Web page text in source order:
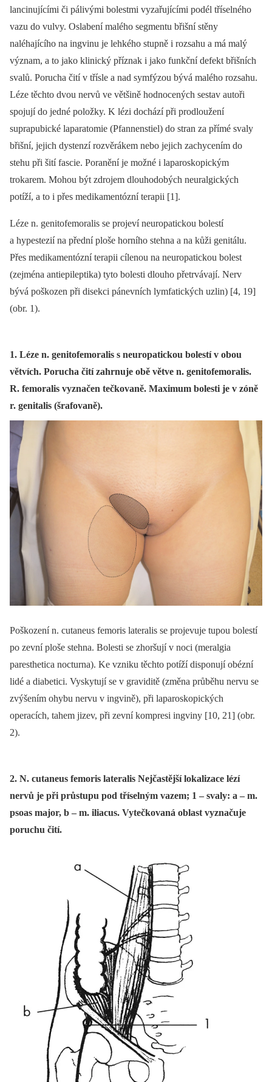
lancinujícími či pálivými bolestmi vyzařujícími podél tříselného
vazu do vulvy. Oslabení malého segmentu břišní stěny
naléhajícího na ingvinu je lehkého stupně i rozsahu a má malý
význam, a to jako klinický příznak i jako funkční defekt břišních
svalů. Porucha čití v třísle a nad symfýzou bývá malého rozsahu.
Léze těchto dvou nervů ve většině hodnocených sestav autoři
spojují do jedné položky. K lézi dochází při prodloužení
suprapubické laparatomie (Pfannenstiel) do stran za přímé svaly
břišní, jejich dystenzí rozvěrákem nebo jejich zachycením do
stehu při šití fascie. Poranění je možné i laparoskopickým
trokarem. Mohou být zdrojem dlouhodobých neuralgických
potíží, a to i přes medikamentózní terapii [1].
Léze n. genitofemoralis se projeví neuropatickou bolestí
a hypestezií na přední ploše horního stehna a na kůži genitálu.
Přes medikamentózní terapii cílenou na neuropatickou bolest
(zejména antiepileptika) tyto bolesti dlouho přetrvávají. Nerv
bývá poškozen při disekci pánevních lymfatických uzlin) [4, 19]
(obr. 1).
1. Léze n. genitofemoralis s neuropatickou bolestí v obou
větvích. Porucha čití zahrnuje obě větve n. genitofemoralis.
R. femoralis vyznačen tečkovaně. Maximum bolesti je v zóně
r. genitalis (šrafovaně).
Poškození n. cutaneus femoris lateralis se projevuje tupou bolestí
po zevní ploše stehna. Bolesti se zhoršují v noci (meralgia
paresthetica nocturna). Ke vzniku těchto potíží disponují obézní
lidé a diabetici. Vyskytují se v graviditě (změna průběhu nervu se
zvýšením ohybu nervu v ingvině), při laparoskopických
operacích, tahem jizev, při zevní kompresi ingviny [10, 21] (obr.
2).
2. N. cutaneus femoris lateralis Nejčastější lokalizace lézí
nervů je při průstupu pod tříselným vazem; 1 – svaly: a – m.
psoas major, b – m. iliacus. Vytečkovaná oblast vyznačuje
poruchu čití.